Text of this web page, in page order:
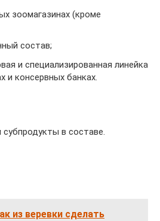
зоомагазинах (кроме
состав;
и специализированная линейка
и консервных банках.
в составе.
из веревки сделать